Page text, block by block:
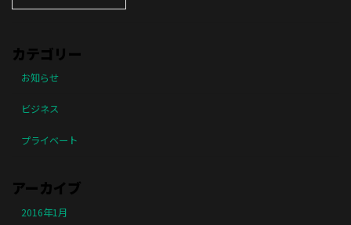
カテゴリー
お知らせ
ビジネス
プライベート
アーカイブ
2016年1月